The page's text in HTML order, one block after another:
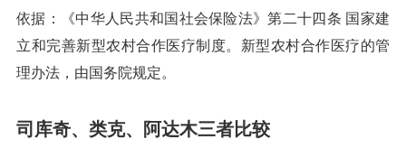
依据：《中华人民共和国社会保险法》第二十四条 国家建
立和完善新型农村合作医疗制度。新型农村合作医疗的管
理办法，由国务院规定。
司库奇、类克、阿达木三者比较